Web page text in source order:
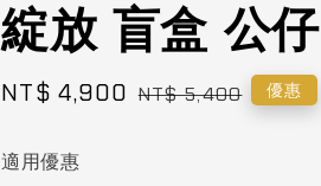
綻放 盲盒 公仔
Sale
NT$ 4,900 Regular
NT$ 5,400 優惠
適用優惠